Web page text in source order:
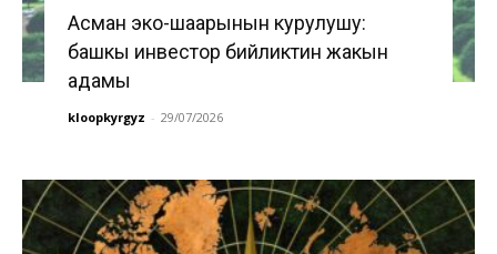
Асман эко-шаарынын курулушу:
башкы инвестор бийликтин жакын
адамы
kloopkyrgyz - 29/07/2026